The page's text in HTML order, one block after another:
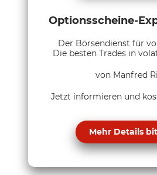
Optionsscheine-
Der Börsendienst für
Die besten Trades in
von Manfred
Jetzt informieren und
Mehr Details